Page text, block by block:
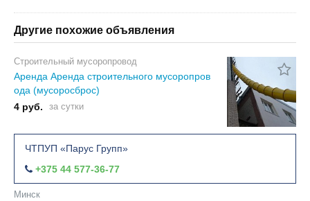
Другие похожие объявления
Строительный мусоропровод
Аренда Аренда строительного мусоропров
ода (мусоросброс)
4 руб.
за сутки
ЧТПУП «Парус Групп»
+375 44 577-36-77
Минск